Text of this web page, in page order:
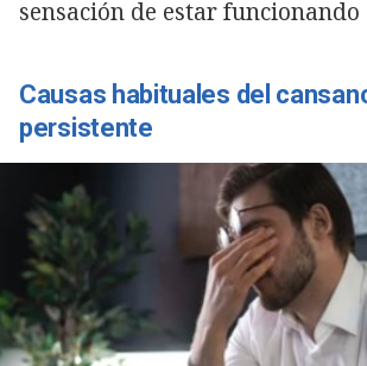
sensación de estar funcionando
Causas habituales del
persistente